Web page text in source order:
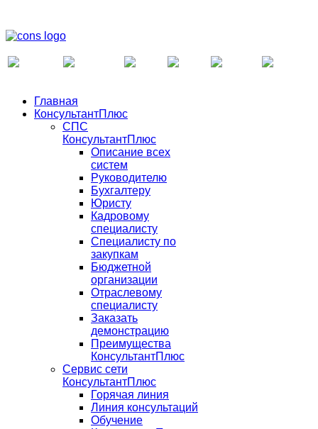
Главная
КонсультантПлюс
СПС
КонсультантПлюс
Описание всех
систем
Руководителю
Бухгалтеру
Юристу
Кадровому
специалисту
Специалисту по
закупкам
Бюджетной
организации
Отраслевому
специалисту
Заказать
демонстрацию
Преимущества
КонсультантПлюс
Сервис сети
КонсультантПлюс
Горячая линия
Линия консультаций
Обучение